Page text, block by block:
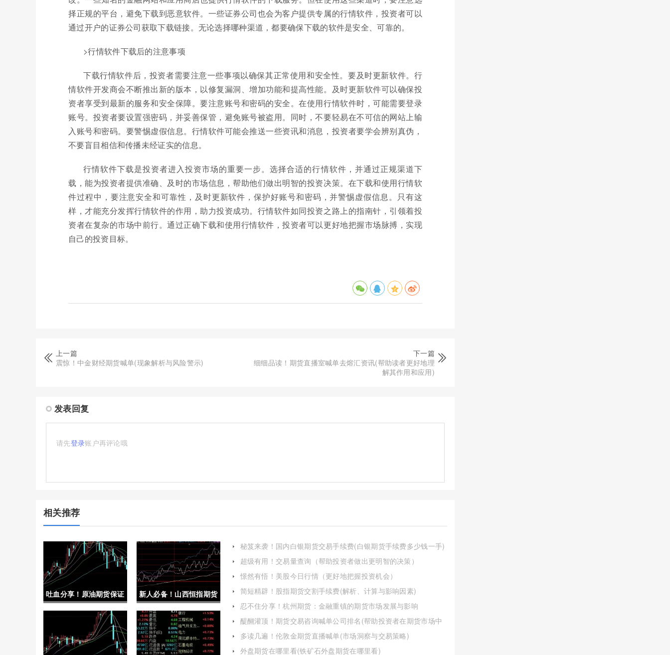
择正规的平台，避免下载到恶意软件。一些证券公司也会为客户提供专属的行情软件，投资者可以
通过开户的证券公司获取下载链接。无论选择哪种渠道，都要确保下载的软件是安全、可靠的。
>行情软件下载后的注意事项
下载行情软件后，投资者需要注意一些事项以确保其正常使用和安全性。要及时更新软件。行
情软件开发商会不断推出新的版本，以修复漏洞、增加功能和提高性能。及时更新软件可以确保投
资者享受到最新的服务和安全保障。要注意账号和密码的安全。在使用行情软件时，可能需要登录
账号。投资者要设置强密码，并妥善保管，避免账号被盗用。同时，不要轻易在不可信的网站上输
入账号和密码。要警惕虚假信息。行情软件可能会推送一些资讯和消息，投资者要学会辨别真伪，
不要盲目相信和传播未经证实的信息。
行情软件下载是投资者进入投资市场的重要一步。选择合适的行情软件，并通过正规渠道下
载，能为投资者提供准确、及时的市场信息，帮助他们做出明智的投资决策。在下载和使用行情软
件过程中，要注意安全和可靠性，及时更新软件，保护好账号和密码，并警惕虚假信息。只有这
样，才能充分发挥行情软件的作用，助力投资成功。行情软件如同投资之路上的指南针，引领着投
资者在复杂的市场中前行。通过正确下载和使用行情软件，投资者可以更好地把握市场脉搏，实现
自己的投资目标。
上一篇
震惊！中金财经期货喊单(现象解析与风险警示)
下一篇
细细品读！期货直播室喊单去熔汇资讯(帮助读者更好地理
解其作用和应用)
发表回复
请先登录账户再评论哦
相关推荐
吐血分享！原油期货保证
金突然调高（以便更好地
把握市场机会并规避潜在
风险）
新人必备！山西恒指期货
开户(济南恒指期货开户)
秘笈来袭！国内白银期货交易手续费(白银期货手续费多少钱一手)
超级有用！交易量查询（帮助投资者做出更明智的决策）
憬然有悟！美股今日行情（更好地把握投资机会）
简短精辟！股指期货交割手续费(解析、计算与影响因素)
忍不住分享！杭州期货：金融重镇的期货市场发展与影响
醍醐灌顶！期货交易咨询喊单公司排名(帮助投资者在期货市场中
获取收益)
多读几遍！伦敦金期货直播喊单(市场洞察与交易策略)
外盘期货在哪里看(铁矿石外盘期货在哪里看)